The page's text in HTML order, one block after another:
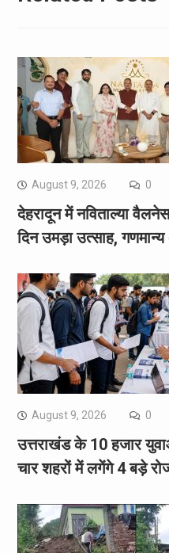
August 9, 2026 0
देहरादून में नविताल्या
दिन उमड़ा उत्साह,
August 9, 2026 0
उत्तराखंड के 10 हजार
चार शहरों में लगेंगे 4 बड़े